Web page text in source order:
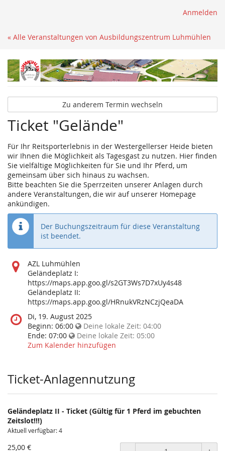
Anmelden
« Alle Veranstaltungen von Ausbildungszentrum Luhmühlen
Zu anderem Termin wechseln
Ticket "Gelände"
Für Ihr Reitsporterlebnis in der Westergellerser Heide bieten
wir Ihnen die Möglichkeit als Tagesgast zu nutzen. Hier finden
Sie vielfältige Möglichkeiten für Sie und Ihr Pferd, um
gemeinsam über sich hinaus zu wachsen.
Bitte beachten Sie die Sperrzeiten unserer Anlagen durch
andere Veranstaltungen, die wir auf unserer Homepage
ankündigen.
Der Buchungszeitraum für diese Veranstaltung
ist beendet.
Wo
findet
diese
Veranstaltung
statt?
AZL Luhmühlen
Geländeplatz I:
https://maps.app.goo.gl/s2GT3Ws7D7xUy4s48
Geländeplatz II:
https://maps.app.goo.gl/HRnukVRzNCzjQeaDA
Wann
findet
diese
Veranstaltung
Di, 19. August 2025
Beginn: 06:00 Deine lokale Zeit: 04:00
Ende: 07:00 Deine lokale Zeit: 05:00
Zum Kalender hinzufügen
Ticket-Anlagennutzung
Geländeplatz II - Ticket (Gültig für 1 Pferd im gebuchten
Zeitslot!!!)
Aktuell verfügbar: 4
25,00 €